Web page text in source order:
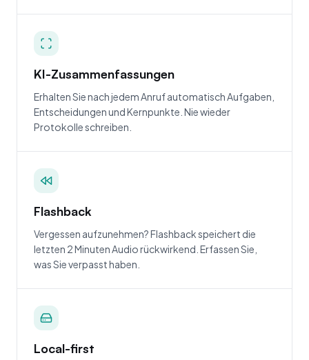
KI-Zusammenfassungen
Erhalten Sie nach jedem Anruf automatisch Aufgaben,
Entscheidungen und Kernpunkte. Nie wieder
Protokolle schreiben.
Flashback
Vergessen aufzunehmen? Flashback speichert die
letzten 2 Minuten Audio rückwirkend. Erfassen Sie,
was Sie verpasst haben.
Local-first